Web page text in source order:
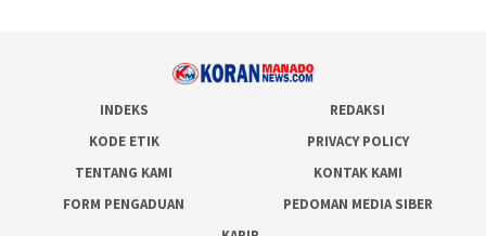
INDEKS
REDAKSI
KODE ETIK
PRIVACY POLICY
TENTANG KAMI
KONTAK KAMI
FORM PENGADUAN
PEDOMAN MEDIA SIBER